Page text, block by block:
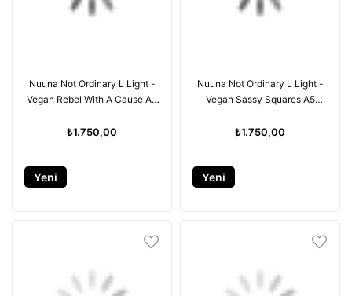
Nuuna Not Ordinary L Light -
Vegan Rebel With A Cause A5
₺1.750,00
Yeni
Nuuna Not Ordinary L Light -
Vegan Sassy Squares A5
₺1.750,00
Yeni